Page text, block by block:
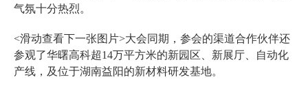
气氛十分热烈。
<滑动查看下一张图片>大会同期，参会的渠道合作伙伴还
参观了华曙高科超14万平方米的新园区、新展厅、自动化
产线，及位于湖南益阳的新材料研发基地。